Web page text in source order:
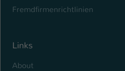
Fremdfirmenrichtlinien
Links
About